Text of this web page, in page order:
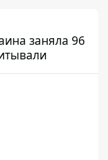
заняла 96